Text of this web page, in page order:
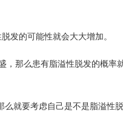
发的可能性就会大大增加。
，那么患有脂溢性脱发的概率
么就要考虑自己是不是脂溢性